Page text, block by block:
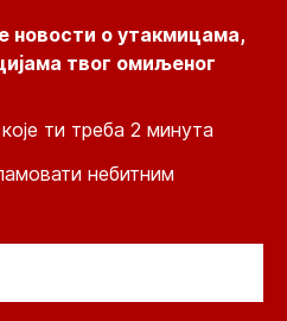
новости о утакмицама,
твог омиљеног
ти треба 2 минута
небитним